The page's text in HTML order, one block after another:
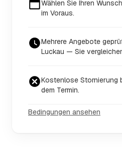
Wählen Sie Ihren
im Voraus.
Mehrere Angebote
Luckau — Sie
Kostenlose Stornierung
dem Termin.
Bedingungen ansehen